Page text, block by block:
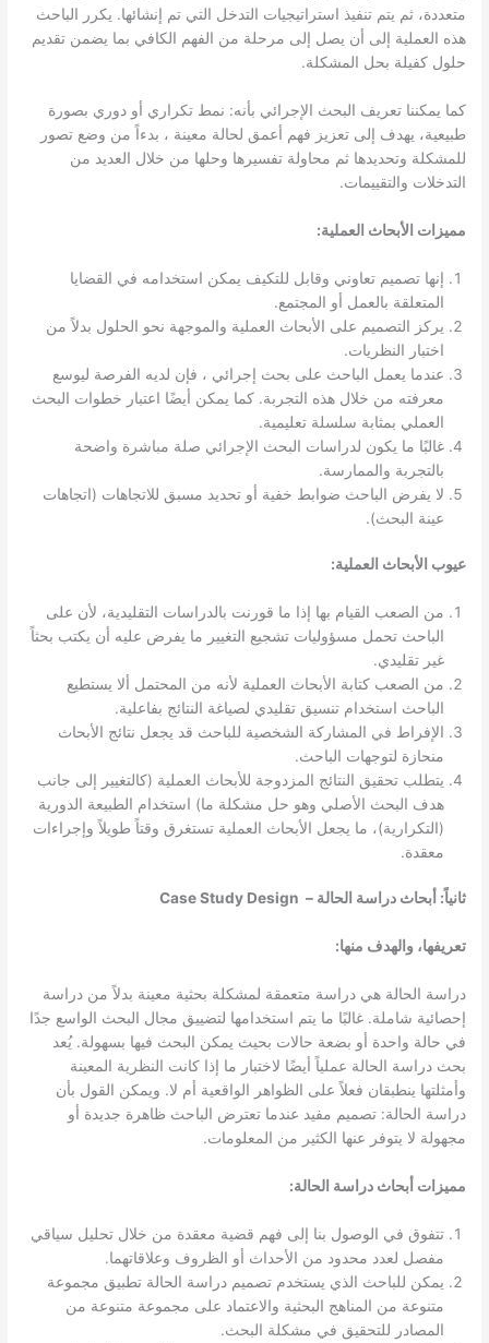
متعددة، ثم يتم تنفيذ استراتيجيات التدخل التي تم إنشائها. يكرر الباحث
هذه العملية إلى أن يصل إلى مرحلة من الفهم الكافي بما يضمن تقديم
حلول كفيلة بحل المشكلة.
كما يمكننا تعريف البحث الإجرائي بأنه: نمط تكراري أو دوري بصورة
طبيعية، يهدف إلى تعزيز فهم أعمق لحالة معينة ، بدءاً من وضع تصور
للمشكلة وتحديدها ثم محاولة تفسيرها وحلها من خلال العديد من
التدخلات والتقييمات.
مميزات الأبحاث العملية:
إنها تصميم تعاوني وقابل للتكيف يمكن استخدامه في القضايا
المتعلقة بالعمل أو المجتمع.
يركز التصميم على الأبحاث العملية والموجهة نحو الحلول بدلاً من
اختبار النظريات.
عندما يعمل الباحث على بحث إجرائي ، فإن لديه الفرصة ليوسع
معرفته من خلال هذه التجربة. كما يمكن أيضًا اعتبار خطوات البحث
العملي بمثابة سلسلة تعليمية.
غالبًا ما يكون لدراسات البحث الإجرائي صلة مباشرة واضحة
بالتجربة والممارسة.
لا يفرض الباحث ضوابط خفية أو تحديد مسبق للاتجاهات (اتجاهات
عينة البحث).
عيوب الأبحاث العملية:
من الصعب القيام بها إذا ما قورنت بالدراسات التقليدية، لأن على
الباحث تحمل مسؤوليات تشجيع التغيير ما يفرض عليه أن يكتب بحثاً
غير تقليدي.
من الصعب كتابة الأبحاث العملية لأنه من المحتمل ألا يستطيع
الباحث استخدام تنسيق تقليدي لصياغة النتائج بفاعلية.
الإفراط في المشاركة الشخصية للباحث قد يجعل نتائج الأبحاث
منحازة لتوجهات الباحث.
يتطلب تحقيق النتائج المزدوجة للأبحاث العملية (كالتغيير إلى جانب
هدف البحث الأصلي وهو حل مشكلة ما) استخدام الطبيعة الدورية
(التكرارية)، ما يجعل الأبحاث العملية تستغرق وقتاً طويلاً وإجراءات
معقدة.
ثانياً: أبحاث دراسة الحالة – Case Study Design
تعريفها، والهدف منها:
دراسة الحالة هي دراسة متعمقة لمشكلة بحثية معينة بدلاً من دراسة
إحصائية شاملة. غالبًا ما يتم استخدامها لتضييق مجال البحث الواسع جدًا
في حالة واحدة أو بضعة حالات بحيث يمكن البحث فيها بسهولة. يُعد
بحث دراسة الحالة عملياً أيضًا لاختبار ما إذا كانت النظرية المعينة
وأمثلتها ينطبقان فعلاً على الظواهر الواقعية أم لا. ويمكن القول بأن
دراسة الحالة: تصميم مفيد عندما تعترض الباحث ظاهرة جديدة أو
مجهولة لا يتوفر عنها الكثير من المعلومات.
مميزات أبحاث دراسة الحالة:
تتفوق في الوصول بنا إلى فهم قضية معقدة من خلال تحليل سياقي
مفصل لعدد محدود من الأحداث أو الظروف وعلاقاتهما.
يمكن للباحث الذي يستخدم تصميم دراسة الحالة تطبيق مجموعة
متنوعة من المناهج البحثية والاعتماد على مجموعة متنوعة من
المصادر للتحقيق في مشكلة البحث.